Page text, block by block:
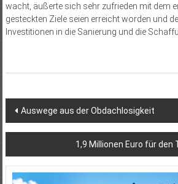
wacht, äußerte sich sehr zufrieden mit dem
gesteckten Ziele seien erreicht worden und
Investitionen in die Sanierung und die
Beitragsnavigation
Auswege aus der Obdachlosigkeit
1,9 Millionen Euro für den